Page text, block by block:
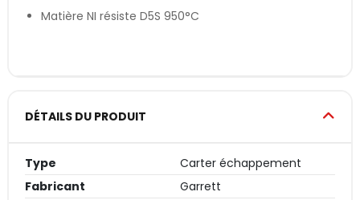
Matière NI résiste D5S 950°C
DÉTAILS DU PRODUIT
Type
Carter échappement
Fabricant
Garrett